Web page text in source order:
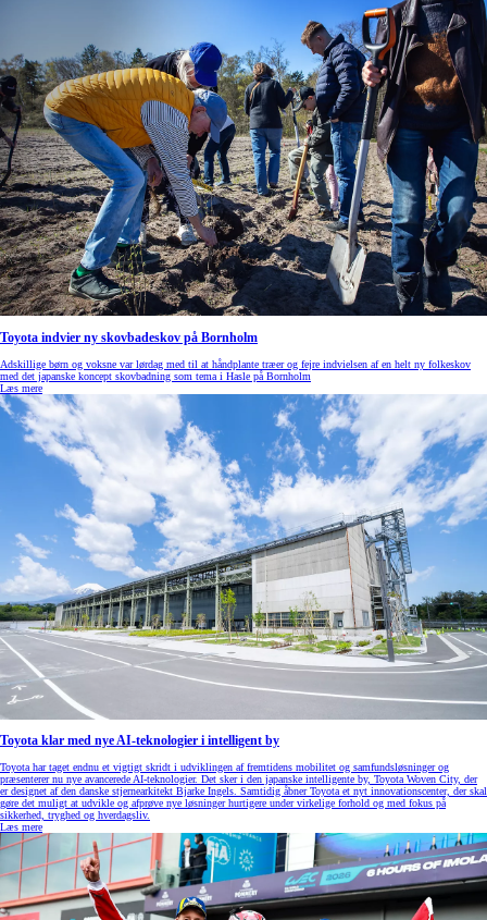
Toyota indvier ny skovbadeskov på Bornholm
Adskillige børn og voksne var lørdag med til at håndplante træer og fejre indvielsen af en helt ny folkeskov
med det japanske koncept skovbadning som tema i Hasle på Bornholm
Læs mere
Toyota klar med nye AI-teknologier i intelligent by
Toyota har taget endnu et vigtigt skridt i udviklingen af fremtidens mobilitet og samfundsløsninger og
præsenterer nu nye avancerede AI-teknologier. Det sker i den japanske intelligente by, Toyota Woven City, der
er designet af den danske stjernearkitekt Bjarke Ingels. Samtidig åbner Toyota et nyt innovationscenter, der skal
gøre det muligt at udvikle og afprøve nye løsninger hurtigere under virkelige forhold og med fokus på
sikkerhed, tryghed og hverdagsliv.
Læs mere